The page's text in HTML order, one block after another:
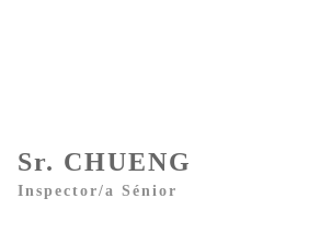
Sr. CHUENG
Inspector/a Sénior